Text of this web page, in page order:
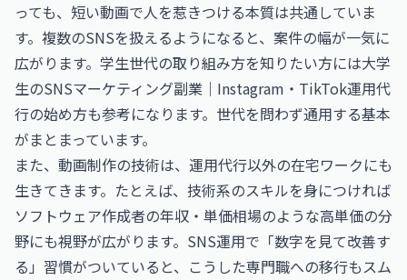
っても、短い動画で人を惹きつける本質は共通していま
す。複数のSNSを扱えるようになると、案件の幅が一気に
広がります。学生世代の取り組み方を知りたい方には大学
生のSNSマーケティング副業｜Instagram・TikTok運用代
行の始め方も参考になります。世代を問わず通用する基本
がまとまっています。
また、動画制作の技術は、運用代行以外の在宅ワークにも
生きてきます。たとえば、技術系のスキルを身につければ
ソフトウェア作成者の年収・単価相場のような高単価の分
野にも視野が広がります。SNS運用で「数字を見て改善す
る」習慣がついていると、こうした専門職への移行もスム